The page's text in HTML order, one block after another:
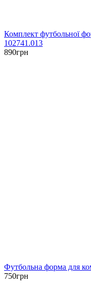
Комплект футбольної
102741.013
890грн
Футбольна форма для
750грн